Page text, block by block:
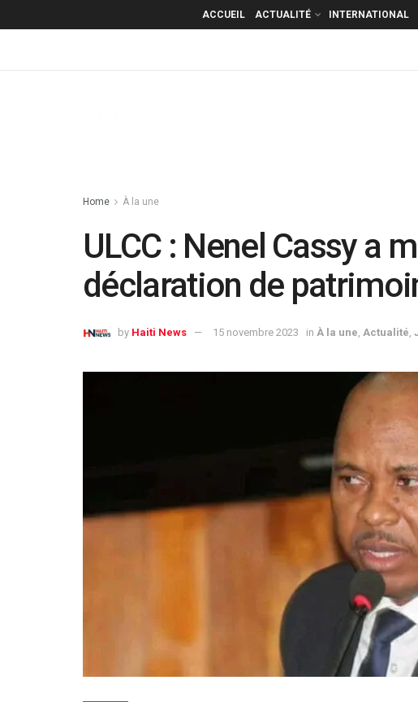
ACCUEIL ACTUALITÉ INTERNATIONAL
Home À la une
ULCC : Nenel Cassy a
déclaration de
by Haiti News 15 novembre 2023 in À la une Actualité